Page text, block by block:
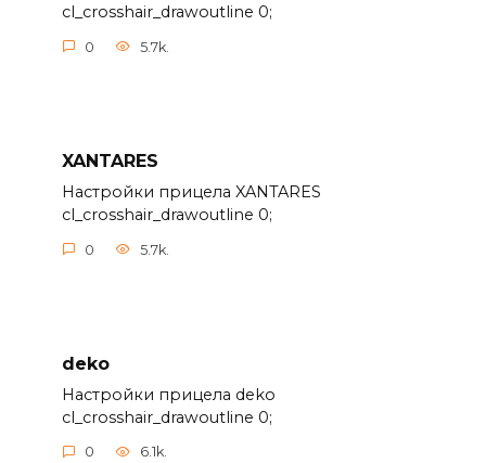
cl_crosshair_drawoutline 0;
0 5.7k.
XANTARES
Настройки прицела XANTARES
cl_crosshair_drawoutline 0;
0 5.7k.
deko
Настройки прицела deko
cl_crosshair_drawoutline 0;
0 6.1k.